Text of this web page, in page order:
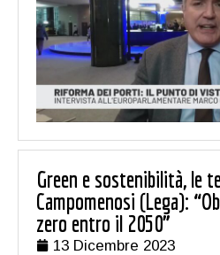
Green e sostenibilità, le
Campomenosi (Lega):
zero entro il 2050”
13 Dicembre 2023